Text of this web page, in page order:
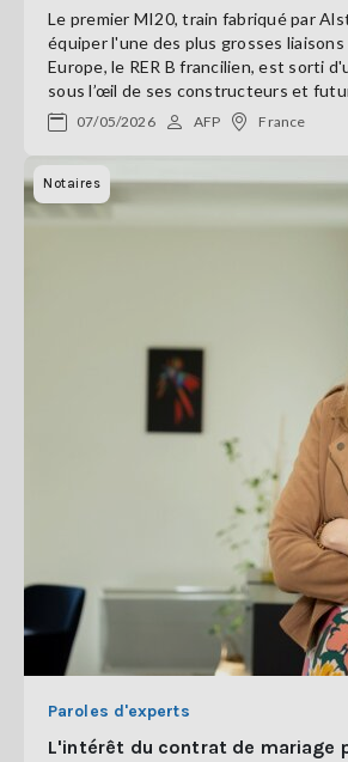
Le premier MI20, train fabriqué par
équiper l'une des plus grosses
Europe, le RER B francilien, est sorti
sous l’œil de ses constructeurs et
07/05/2026 AFP France
Notaires
Paroles d'experts
L'intérêt du contrat de mariage